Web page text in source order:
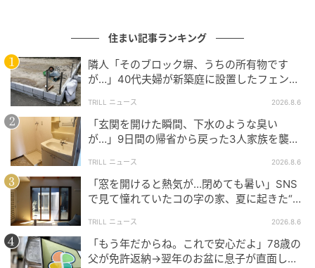
はけ」を意識して
ふだん見落としがちなベランダの排水まで意識してお
くと安心です。
・排水口（ドレン）が、落ち葉・砂・ほこりなどで詰
まっていないか
・大雨のあと、ベランダに水がたまって引きにくくな
っていないか
・排水口の掃除は、固い棒で突かず、手やブラシ、ワ
イヤーなどでやさしく行う
・万一の浸水に備え、加入している火災保険の補償内
容や適用条件を確認しておく
住まい記事ランキング
隣人「そのブロック塀、うちの所有物です
が…」40代夫婦が新築庭に設置したフェン
TRILL ニュース 2026.8.6
「玄関を開けた瞬間、下水のような臭い
が…」9日間の帰省から戻った3人家族を襲っ
TRILL ニュース 2026.8.6
「窓を開けると熱気が…閉めても暑い」SNS
で見て憧れていたコの字の家、夏に起きた“想
TRILL ニュース 2026.8.6
「もう年だからね。これで安心だよ」78歳の
父が免許返納→翌年のお盆に息子が直面し